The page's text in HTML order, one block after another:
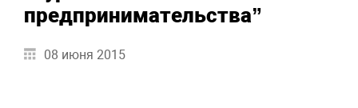
предпринимательства”
08 июня 2015